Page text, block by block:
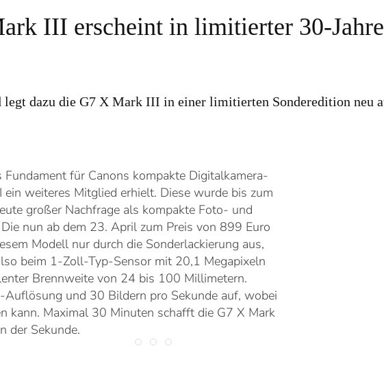
III erscheint in limitierter 30-
legt dazu die G7 X Mark III in einer limitierten Sonderedition neu
für Canons kompakte Digitalkamera-
weiteres Mitglied erhielt. Diese wurde bis zum
großer Nachfrage als kompakte Foto- und
nun ab dem 23. April zum Preis von 899 Euro
Modell nur durch die Sonderlackierung aus,
beim 1-Zoll-Typ-Sensor mit 20,1 Megapixeln
Brennweite von 24 bis 100 Millimetern.
und 30 Bildern pro Sekunde auf, wobei
kann. Maximal 30 Minuten schafft die G7 X Mark
der Sekunde.